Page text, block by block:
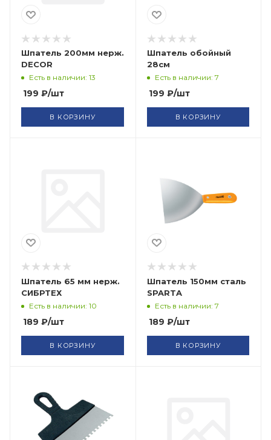
Шпатель 200мм нерж.
DECOR
Есть в наличии: 13
199 ₽/шт
В КОРЗИНУ
Шпатель обойный
28см
Есть в наличии: 7
199 ₽/шт
В КОРЗИНУ
Шпатель 65 мм нерж.
СИБРТЕХ
Есть в наличии: 10
189 ₽/шт
В КОРЗИНУ
Шпатель 150мм сталь
SPARTA
Есть в наличии: 7
189 ₽/шт
В КОРЗИНУ